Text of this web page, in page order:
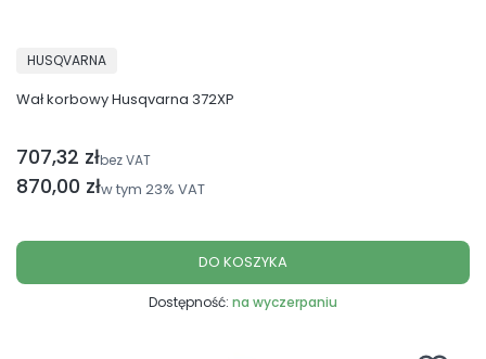
Wał korbowy Husqvarna 372XP
PRODUCENT
HUSQVARNA
Cena brutto
870,00 złw tym 23% VAT
Cena netto
707,32 złbez VAT
DO KOSZYKA
Dostępność: na wyczerpaniu